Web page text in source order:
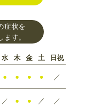
症状を
す。
水 木 金 土
日祝
● ● ● ● ／
／ ● ● ／ ／